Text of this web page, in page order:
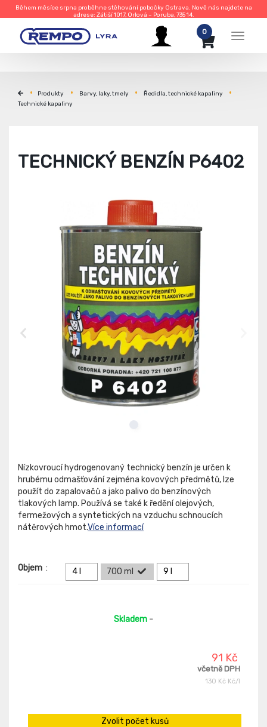
Během měsíce srpna proběhne stěhování pobočky Ostrava. Nově nás najdete na
adrese: Zátiší 1017, Orlová – Poruba, 735 14.
Menu
0
Produkty Barvy, laky, tmely
Ředidla, technické kapaliny
Technické kapaliny
TECHNICKÝ BENZÍN P6402
Nízkovroucí hydrogenovaný technický benzín je určen k
hrubému odmašťování zejména kovových předmětů, lze
použít do zapalovačů a jako palivo do benzínových
tlakových lamp. Používá se také k ředění olejových,
fermežových a syntetických na vzduchu schnoucích
nátěrových hmot.Více informací
Objem : 4 l 700 ml 9 l
Skladem -
91 Kč
včetně DPH
130 Kč Kč/l
Zvolit počet kusů